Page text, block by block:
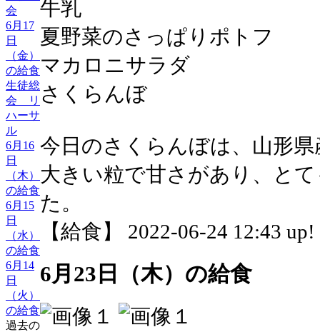
会
6月17
日
（金）
の給食
生徒総
会 リ
ハーサ
ル
6月16
日
（木）
の給食
6月15
日
（水）
の給食
6月14
日
（火）
の給食
過去の
牛乳
夏野菜のさっぱりポトフ
マカロニサラダ
さくらんぼ
今日のさくらんぼは、山形
大きい粒で甘さがあり、と
た。
【給食】 2022-06-24 12:43 up!
6月23日（木）の給食